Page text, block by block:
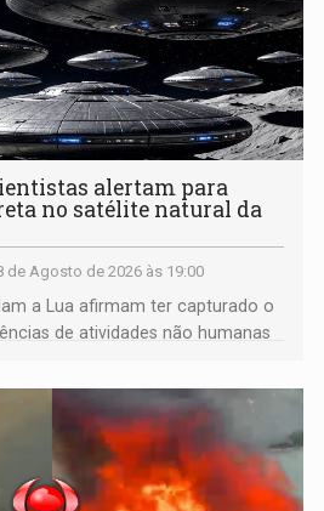
alertam para
no satélite natural da
de Agosto de 2026 às 19:00
a Lua afirmam ter capturado o
de atividades não humanas